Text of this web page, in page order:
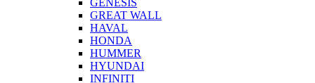
GENESIS
GREAT WALL
HAVAL
HONDA
HUMMER
HYUNDAI
INFINITI